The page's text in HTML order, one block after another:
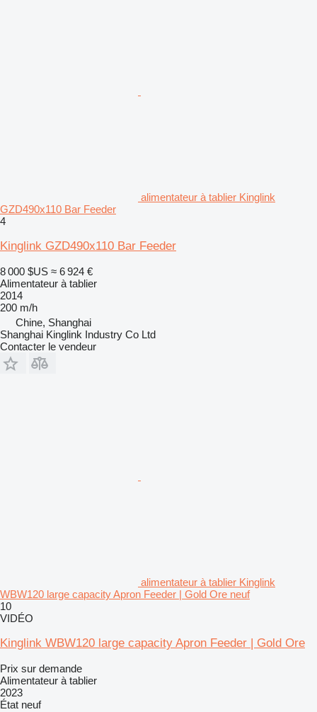
alimentateur à tablier Kinglink
GZD490x110 Bar Feeder
4
Kinglink GZD490x110 Bar Feeder
8 000 $US ≈ 6 924 €
Alimentateur à tablier
2014
200 m/h
Chine, Shanghai
Shanghai Kinglink Industry Co Ltd
Contacter le vendeur
alimentateur à tablier Kinglink
WBW120 large capacity Apron Feeder | Gold Ore neuf
10
VIDÉO
Kinglink WBW120 large capacity Apron Feeder | Gold Ore
Prix sur demande
Alimentateur à tablier
2023
État neuf